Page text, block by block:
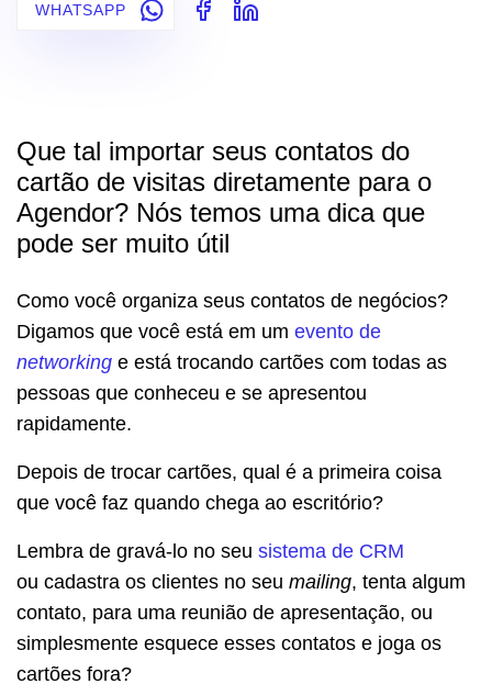
WHATSAPP
Que tal importar seus contatos do
cartão de visitas diretamente para o
Agendor? Nós temos uma dica que
pode ser muito útil
Como você organiza seus contatos de negócios?
Digamos que você está em um evento de
networking e está trocando cartões com todas as
pessoas que conheceu e se apresentou
rapidamente.
Depois de trocar cartões, qual é a primeira coisa
que você faz quando chega ao escritório?
Lembra de gravá-lo no seu sistema de CRM
ou cadastra os clientes no seu mailing, tenta algum
contato, para uma reunião de apresentação, ou
simplesmente esquece esses contatos e joga os
cartões fora?